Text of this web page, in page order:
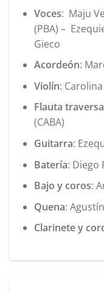
Voces: Maju
(PBA) –
Gieco
Acordeón:
Violín:
Flauta
(CABA)
Guitarra:
Batería: Diego
Bajo y coros:
Quena:
Clarinete y